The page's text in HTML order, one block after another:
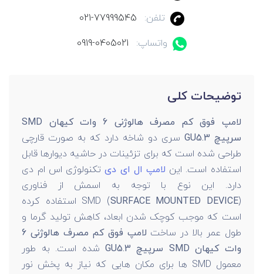
تلفن:
021-77999545
واتساپ:
0919-0405021
توضیحات کلی
لامپ فوق کم مصرف هالوژنی 6 وات کیهان SMD
سرپیچ GU5.3
سری دو شاخه دارد که به صورت قارچی
طراحی شده است که برای تزئینات در حاشیه دیوارها قابل
استفاده است. این لامپ ال ای دیتکنولوژی اس ام دی
دارد. این نوع با توجه به اسمش از فناوری
SMD (SURFACE MOUNTED DEVICE
) استفاده کرده
است که موجب کوچک شدن ابعاد، کاهش تولید گرما و
طول عمر بالا در ساخت
لامپ فوق کم مصرف هالوژنی 6
وات کیهان SMD سرپیچ GU5.3
شده است. به طور
معمول SMD ها برای مکان هایی که نیاز به پخش نور